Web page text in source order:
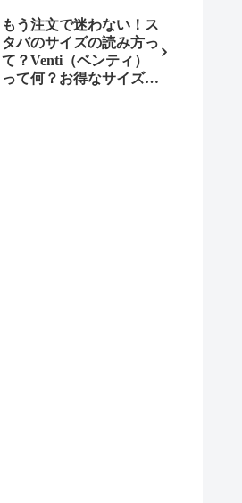
もう注文で迷わない！ス
タバのサイズの読み方っ
て？Venti（ベンティ）
って何？お得なサイズも